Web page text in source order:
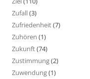
Zufall(3)
Zufriedenheit(7)
Zuhören (1)
Zukunft(74)
Zustimmung(2)
Zuwendung(1)